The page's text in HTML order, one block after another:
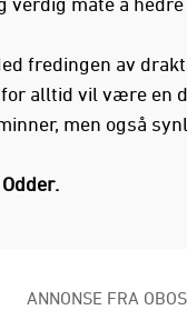
fredingen av
alltid vil være en
men også
ANNONSE FRA